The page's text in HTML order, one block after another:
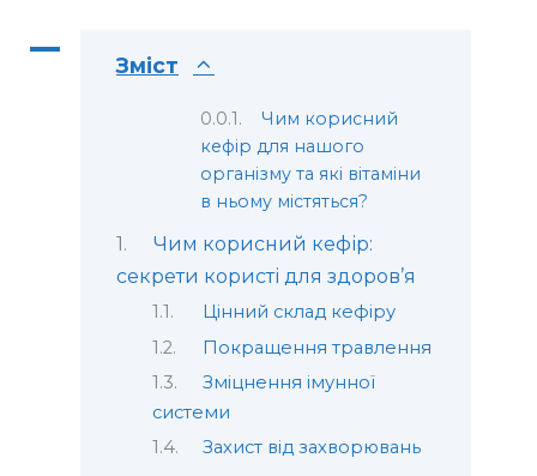
A Зміст
Чим корисний
кефір для нашого
організму та які вітаміни
в ньому містяться?
Чим корисний кефір:
секрети користі для здоров’я
Цінний склад кефіру
Покращення травлення
Зміцнення імунної
системи
Захист від захворювань